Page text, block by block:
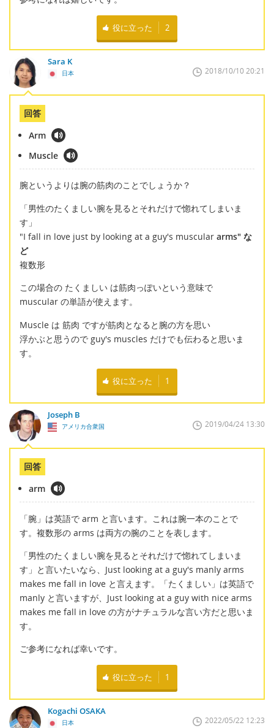
役に立った 2
Sara K
日本 2018/10/10 20:21
回答
Arm
Muscle
腕というよりは腕の筋肉のことでしょうか？
「男性のたくましい腕を見るとそれだけで惚れてしまいま
す」
"I fall in love just by looking at a guy's muscular arms" な
ど
複数形
この場合の たくましい は筋肉っぽいという意味で
muscular の単語が使えます。
Muscle は 筋肉 ですが筋肉となると腕の方を思い
浮かぶと思うので guy's muscles だけでも伝わると思いま
す。
役に立った 1
Joseph B
アメリカ合衆国 2019/04/24 13:30
回答
arm
「腕」は英語で arm と言います。これは腕一本のことで
す。複数形の arms は両方の腕のことを表します。
「男性のたくましい腕を見るとそれだけで惚れてしまいま
す」と言いたいなら、Just looking at a guy's manly arms
makes me fall in love と言えます。「たくましい」は英語で
manly と言いますが、Just looking at a guy with nice arms
makes me fall in love の方がナチュラルな言い方だと思いま
す。
ご参考になれば幸いです。
役に立った 1
Kogachi OSAKA
日本 2022/05/22 12:23